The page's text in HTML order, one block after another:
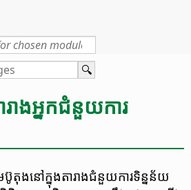
ាង​អ្នក​ជំនួយ​ការ​
ង​នៅ​ក្នុង​តារាង​ជំនួយការ​ទិន្នន័យ